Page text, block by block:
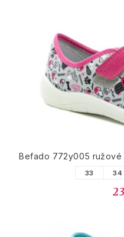
Befado 772y005
33 34